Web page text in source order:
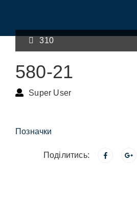
310
580-21
Super User
Позначки
Поділитись: